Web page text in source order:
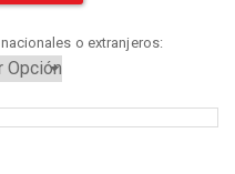
o extranjeros: